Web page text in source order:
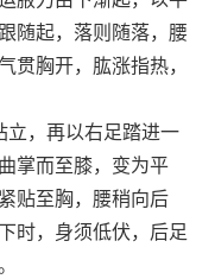
随起，落则随落，腰
贯胸开，肱涨指热，
，再以右足踏进一
掌而至膝，变为平
贴至胸，腰稍向后
时，身须低伏，后足